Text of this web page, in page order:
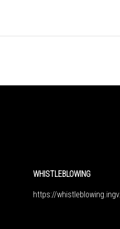
WHISTLEBLOWING
https://whistleblowing.ingv.